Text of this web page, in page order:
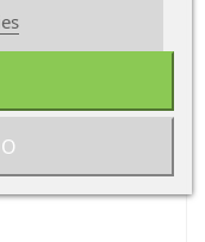
Twist B i-